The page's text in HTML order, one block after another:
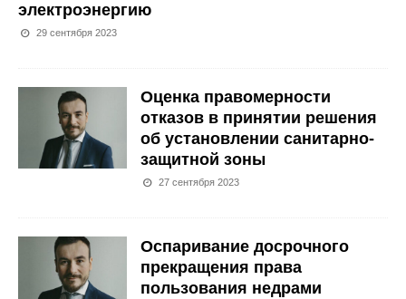
электроэнергию
29 сентября 2023
Оценка правомерности
отказов в принятии решения
об установлении санитарно-
защитной зоны
27 сентября 2023
Оспаривание досрочного
прекращения права
пользования недрами